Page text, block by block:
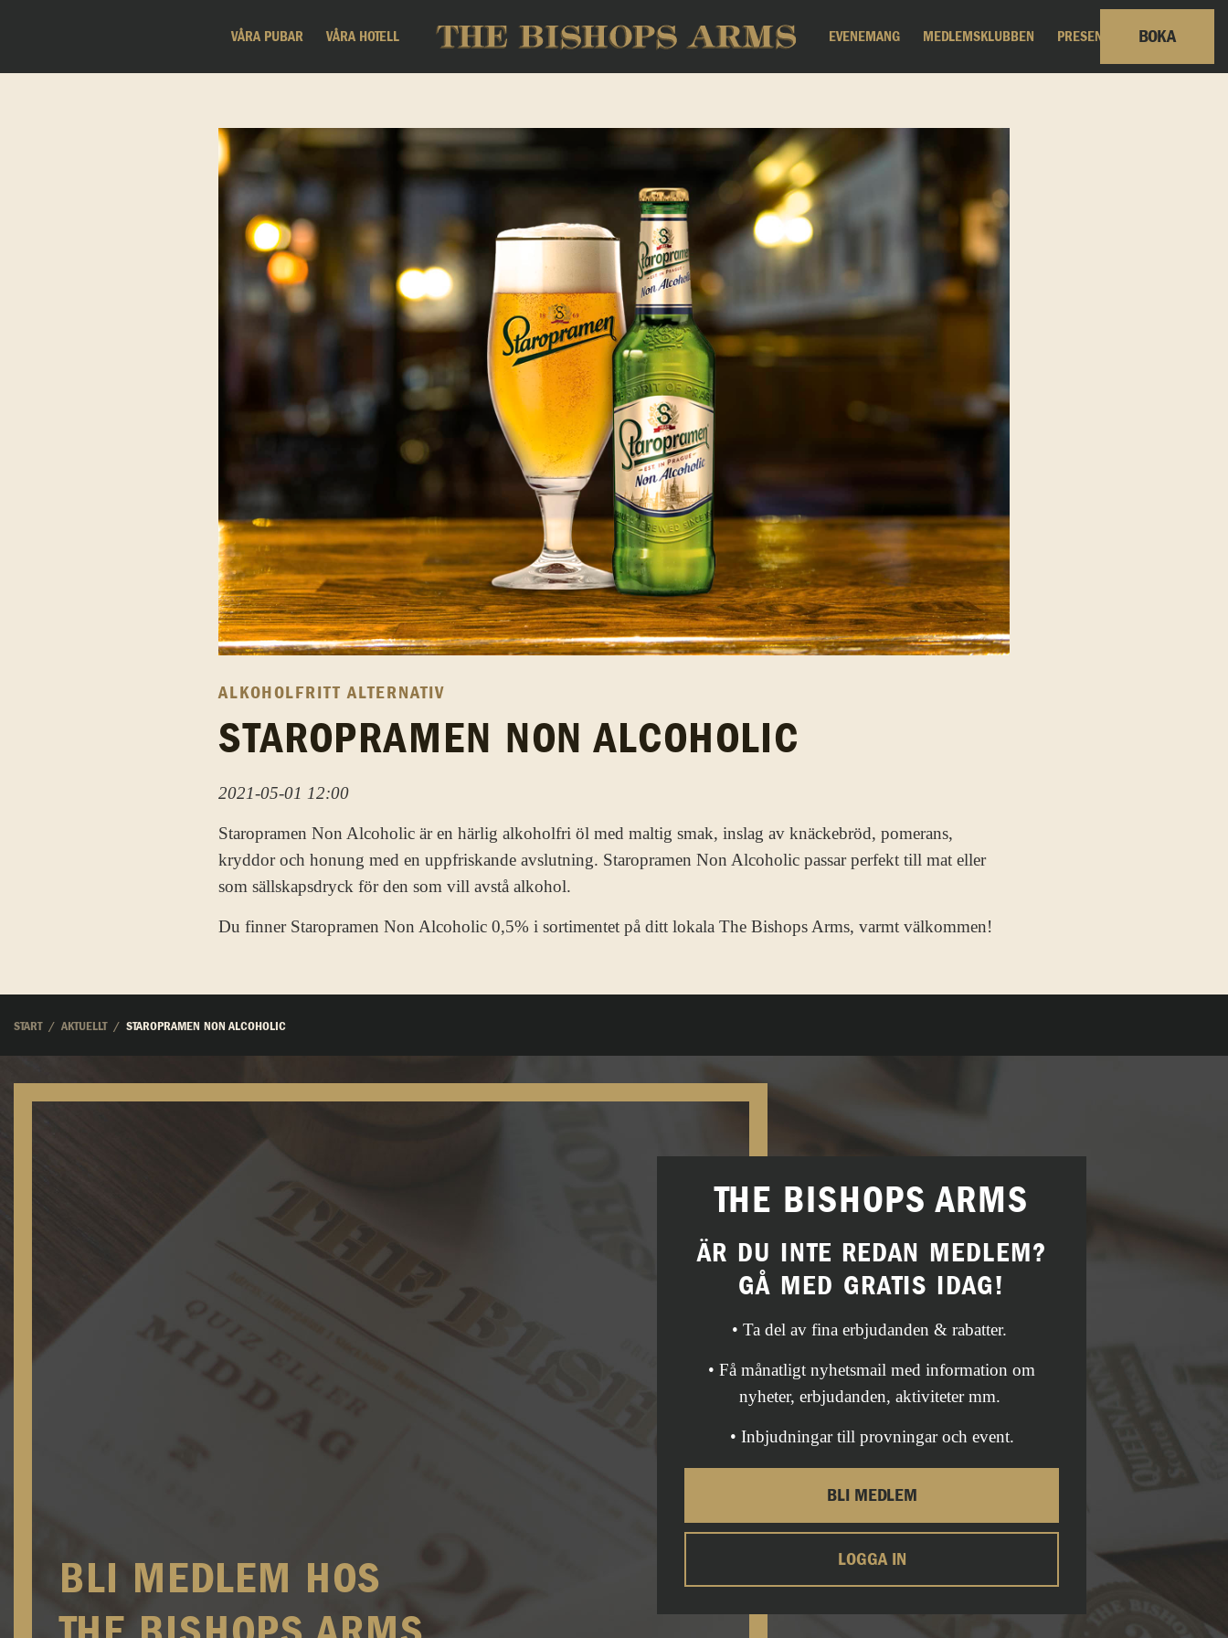
VÅRA PUBAR VÅRA HOTELL EVENEMANG MEDLEMSKLUBBEN PRESENTKORT BOKA
ALKOHOLFRITT ALTERNATIV
STAROPRAMEN NON ALCOHOLIC
2021-05-01 12:00
Staropramen Non Alcoholic är en härlig alkoholfri öl med maltig smak, inslag av knäckebröd, pomerans,
kryddor och honung med en uppfriskande avslutning. Staropramen Non Alcoholic passar perfekt till mat eller
som sällskapsdryck för den som vill avstå alkohol.
Du finner Staropramen Non Alcoholic 0,5% i sortimentet på ditt lokala The Bishops Arms, varmt välkommen!
START AKTUELLT STAROPRAMEN NON ALCOHOLIC
BLI MEDLEM HOS
THE BISHOPS ARMS
ÄR DU INTE REDAN MEDLEM?
GÅ MED GRATIS IDAG!
• Ta del av fina erbjudanden & rabatter.
• Få månatligt nyhetsmail med information om
nyheter, erbjudanden, aktiviteter mm.
• Inbjudningar till provningar och event.
BLI MEDLEM
LOGGA IN